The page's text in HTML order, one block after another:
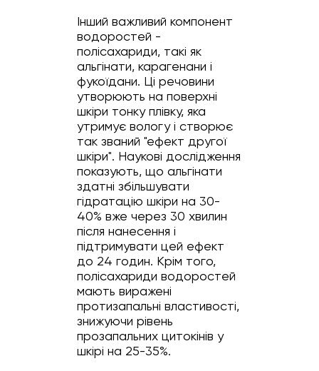
Інший важливий компонент
водоростей -
полісахариди, такі як
альгінати, карагенани і
фукоїдани. Ці речовини
утворюють на поверхні
шкіри тонку плівку, яка
утримує вологу і створює
так званий "ефект другої
шкіри". Наукові дослідження
показують, що альгінати
здатні збільшувати
гідратацію шкіри на 30-
40% вже через 30 хвилин
після нанесення і
підтримувати цей ефект
до 24 годин. Крім того,
полісахариди водоростей
мають виражені
протизапальні властивості,
знижуючи рівень
прозапальних цитокінів у
шкірі на 25-35%.